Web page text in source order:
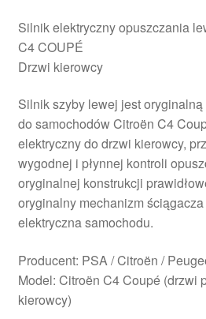
Silnik elektryczny opuszczania
C4 COUPÉ
Drzwi kierowcy
Silnik szyby lewej jest
do samochodów Citroën C4
elektryczny do drzwi kierowcy,
wygodnej i płynnej kontroli
oryginalnej konstrukcji
oryginalny mechanizm
elektryczna samochodu.
Producent: PSA / Citroën /
Model: Citroën C4 Coupé (drzwi
kierowcy)